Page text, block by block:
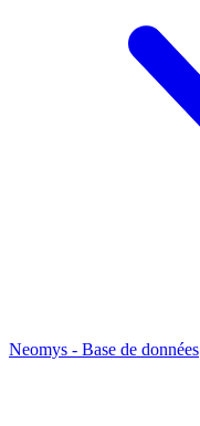
Neomys - Base de données